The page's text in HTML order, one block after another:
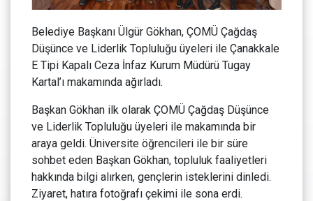
Belediye Başkanı Ülgür Gökhan, ÇOMÜ Çağdaş
Düşünce ve Liderlik Topluluğu üyeleri ile Çanakkale
E Tipi Kapalı Ceza İnfaz Kurum Müdürü Tugay
Kartal’ı makamında ağırladı.
Başkan Gökhan ilk olarak ÇOMÜ Çağdaş Düşünce
ve Liderlik Topluluğu üyeleri ile makamında bir
araya geldi. Üniversite öğrencileri ile bir süre
sohbet eden Başkan Gökhan, topluluk faaliyetleri
hakkında bilgi alırken, gençlerin isteklerini dinledi.
Ziyaret, hatıra fotoğrafı çekimi ile sona erdi.